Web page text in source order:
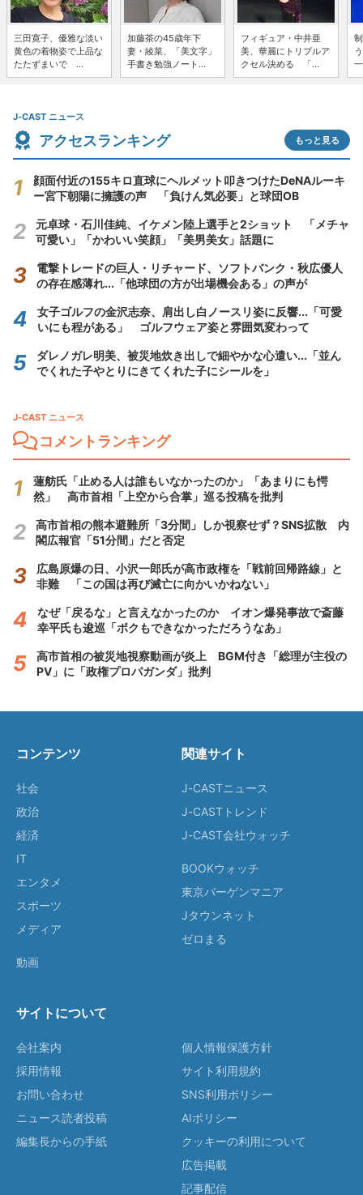
三田寛子、優雅な淡い
黄色の着物姿で上品な
たたずまいで ...
加藤茶の45歳年下
妻・綾菜、「美文字」
手書き勉強ノート...
フィギュア・中井亜
美、華麗にトリプルア
クセル決める 「...
J-CAST ニュース
アクセスランキング もっと見る
顔面付近の155キロ直球にヘルメット叩きつけたDeNAルーキ
ー宮下朝陽に擁護の声 「負けん気必要」と球団OB
元卓球・石川佳純、イケメン陸上選手と2ショット 「メチャ
可愛い」「かわいい笑顔」「美男美女」話題に
電撃トレードの巨人・リチャード、ソフトバンク・秋広優人
の存在感薄れ...「他球団の方が出場機会ある」の声が
女子ゴルフの金沢志奈、肩出し白ノースリ姿に反響...「可愛
いにも程がある」 ゴルフウェア姿と雰囲気変わって
ダレノガレ明美、被災地炊き出しで細やかな心遣い...「並ん
でくれた子やとりにきてくれた子にシールを」
J-CAST ニュース
コメントランキング
蓮舫氏「止める人は誰もいなかったのか」「あまりにも愕
然」 高市首相「上空から合掌」巡る投稿を批判
高市首相の熊本避難所「3分間」しか視察せず？SNS拡散 内
閣広報官「51分間」だと否定
広島原爆の日、小沢一郎氏が高市政権を「戦前回帰路線」と
非難 「この国は再び滅亡に向かいかねない」
なぜ「戻るな」と言えなかったのか イオン爆発事故で斎藤
幸平氏も逡巡「ボクもできなかっただろうなあ」
高市首相の被災地視察動画が炎上 BGM付き「総理が主役の
PV」に「政権プロパガンダ」批判
コンテンツ
社会
政治
経済
IT
エンタメ
スポーツ
メディア
動画
関連サイト
J-CASTニュース
J-CASTトレンド
J-CAST会社ウォッチ
BOOKウォッチ
東京バーゲンマニア
Jタウンネット
ゼロまる
サイトについて
会社案内
採用情報
お問い合わせ
ニュース読者投稿
編集長からの手紙
個人情報保護方針
サイト利用規約
SNS利用ポリシー
AIポリシー
クッキーの利用について
広告掲載
記事配信